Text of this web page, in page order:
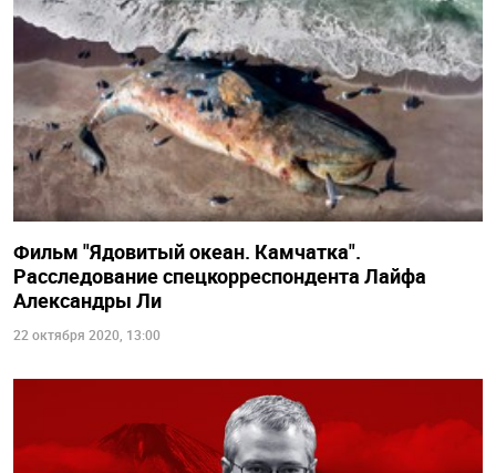
Фильм "Ядовитый океан. Камчатка".
Расследование спецкорреспондента Лайфа
Александры Ли
22 октября 2020, 13:00